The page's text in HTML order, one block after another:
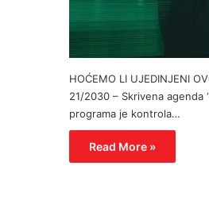
HOĆEMO LI UJEDINJENI
21/2030 – Skrivena agenda
programa je kontrola…
Read More »